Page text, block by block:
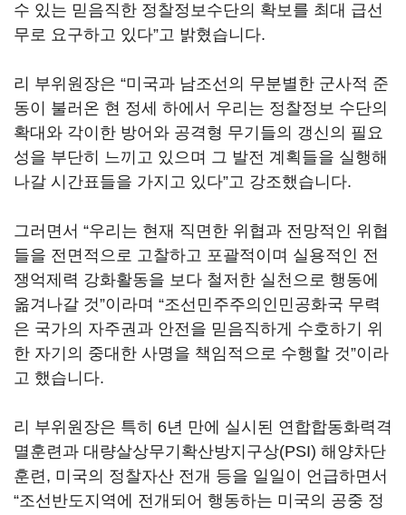
수 있는 믿음직한 정찰정보수단의 확보를 최대 급선
무로 요구하고 있다”고 밝혔습니다.
리 부위원장은 “미국과 남조선의 무분별한 군사적 준
동이 불러온 현 정세 하에서 우리는 정찰정보 수단의
확대와 각이한 방어와 공격형 무기들의 갱신의 필요
성을 부단히 느끼고 있으며 그 발전 계획들을 실행해
나갈 시간표들을 가지고 있다”고 강조했습니다.
그러면서 “우리는 현재 직면한 위협과 전망적인 위협
들을 전면적으로 고찰하고 포괄적이며 실용적인 전
쟁억제력 강화활동을 보다 철저한 실천으로 행동에
옮겨나갈 것”이라며 “조선민주주의인민공화국 무력
은 국가의 자주권과 안전을 믿음직하게 수호하기 위
한 자기의 중대한 사명을 책임적으로 수행할 것”이라
고 했습니다.
리 부위원장은 특히 6년 만에 실시된 연합합동화력격
멸훈련과 대량살상무기확산방지구상(PSI) 해양차단
훈련, 미국의 정찰자산 전개 등을 일일이 언급하면서
“조선반도지역에 전개되어 행동하는 미국의 공중 정